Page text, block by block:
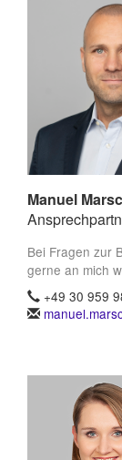
Manuel
Bei Fragen zur
gerne an mich
+49 30 959